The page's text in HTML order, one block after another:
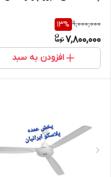
9,000,000
13%
7,800,000
افزودن به سبد